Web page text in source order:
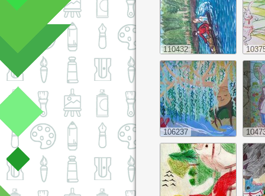
110432
106237